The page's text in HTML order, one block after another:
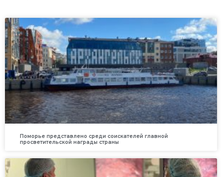
Поморье представлено среди соискателей главной
просветительской награды страны